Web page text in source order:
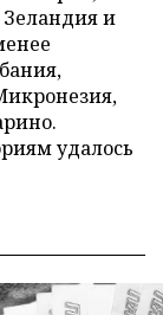
и
удалось